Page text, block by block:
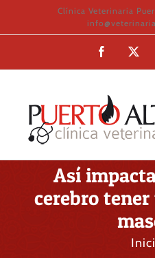
al
Clínica Veterinaria
Facebook
Así
cerebro